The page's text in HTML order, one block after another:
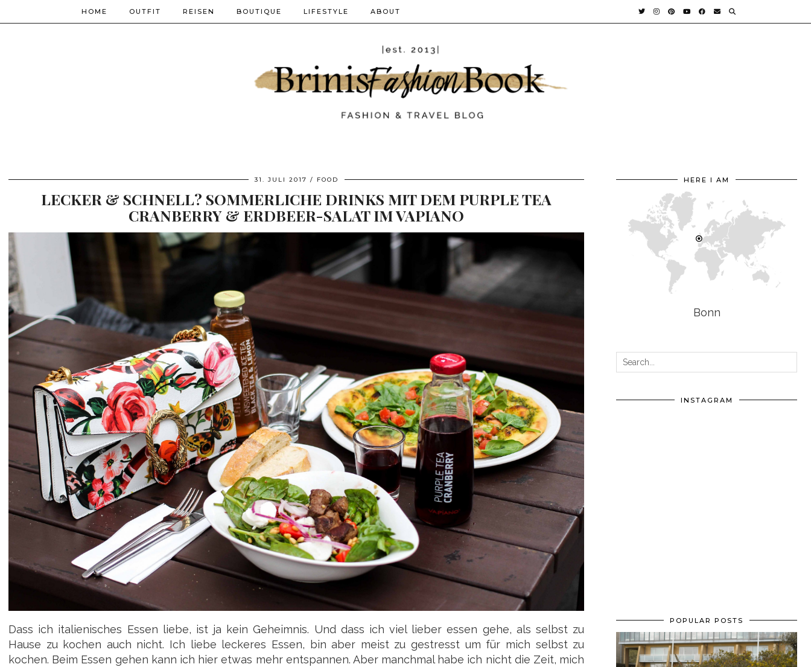
HOME OUTFIT REISEN BOUTIQUE LIFESTYLE ABOUT
31. JULI 2017 FOOD
LECKER & SCHNELL? SOMMERLICHE DRINKS MIT DEM PURPLE TEA
CRANBERRY & ERDBEER-SALAT IM VAPIANO
Dass ich italienisches Essen liebe, ist ja kein Geheimnis. Und dass ich viel lieber essen gehe, als selbst zu
Hause zu kochen auch nicht. Ich liebe leckeres Essen, bin aber meist zu gestresst um für mich selbst zu
kochen. Beim Essen gehen kann ich hier etwas mehr entspannen. Aber manchmal habe ich nicht die Zeit, mich
HERE I AM
Bonn
INSTAGRAM
POPULAR POSTS